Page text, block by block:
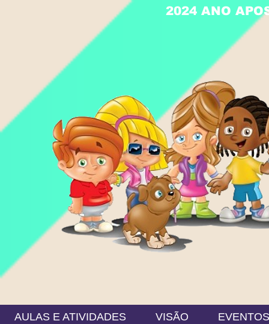
2024 ANO
AULAS E ATIVIDADES VISÃO EVENTOS